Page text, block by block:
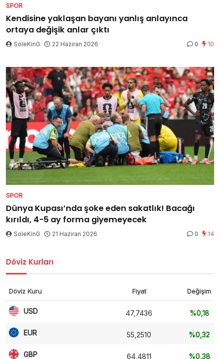
SPOR
Kendisine yaklaşan bayanı yanlış anlayınca
ortaya değişik anlar çıktı
SoleKinG 22 Haziran 2026 0 10
SPOR
Dünya Kupası’nda şoke eden sakatlık! Bacağı
kırıldı, 4-5 ay forma giyemeyecek
SoleKinG 21 Haziran 2026 0 14
Döviz Kurları
Döviz Kuru Fiyat Değişim
USD 47,7436 %0,18
EUR 55,2510 %0,32
GBP 64,4811 %0,38